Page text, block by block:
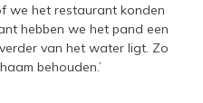
we het restaurant konden
hebben we het pand een
van het water ligt. Zo
behouden.’